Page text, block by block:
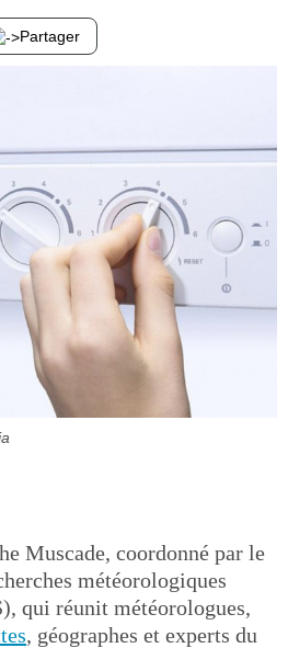
Partager
Muscade, coordonné par le
météorologiques
qui réunit météorologues,
, géographes et experts du